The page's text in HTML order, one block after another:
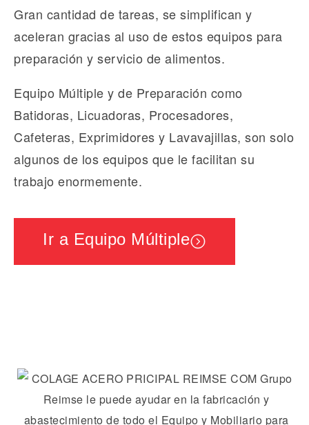
Gran cantidad de tareas, se simplifican y
aceleran gracias al uso de estos equipos para
preparación y servicio de alimentos.
Equipo Múltiple y de Preparación como
Batidoras, Licuadoras, Procesadores,
Cafeteras, Exprimidores y Lavavajillas, son solo
algunos de los equipos que le facilitan su
trabajo enormemente.
Ir a Equipo Múltiple